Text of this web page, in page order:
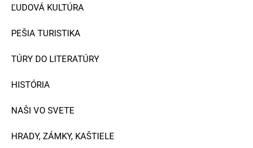
ĽUDOVÁ KULTÚRA
PEŠIA TURISTIKA
TÚRY DO LITERATÚRY
HISTÓRIA
NAŠI VO SVETE
HRADY, ZÁMKY, KAŠTIELE